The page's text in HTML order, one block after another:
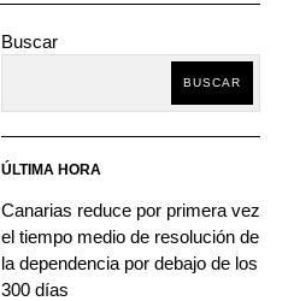
Buscar
BUSCAR
ÚLTIMA HORA
Canarias reduce por primera vez
el tiempo medio de resolución de
la dependencia por debajo de los
300 días